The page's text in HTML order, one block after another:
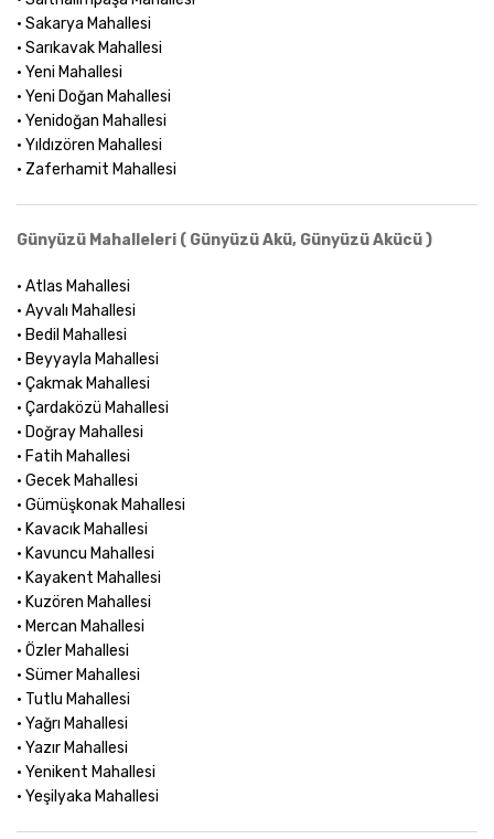
• Sakarya Mahallesi
• Sarıkavak Mahallesi
• Yeni Mahallesi
• Yeni Doğan Mahallesi
• Yenidoğan Mahallesi
• Yıldızören Mahallesi
• Zaferhamit Mahallesi
Günyüzü Mahalleleri ( Günyüzü Akü, Günyüzü Akücü )
• Atlas Mahallesi
• Ayvalı Mahallesi
• Bedil Mahallesi
• Beyyayla Mahallesi
• Çakmak Mahallesi
• Çardaközü Mahallesi
• Doğray Mahallesi
• Fatih Mahallesi
• Gecek Mahallesi
• Gümüşkonak Mahallesi
• Kavacık Mahallesi
• Kavuncu Mahallesi
• Kayakent Mahallesi
• Kuzören Mahallesi
• Mercan Mahallesi
• Özler Mahallesi
• Sümer Mahallesi
• Tutlu Mahallesi
• Yağrı Mahallesi
• Yazır Mahallesi
• Yenikent Mahallesi
• Yeşilyaka Mahallesi